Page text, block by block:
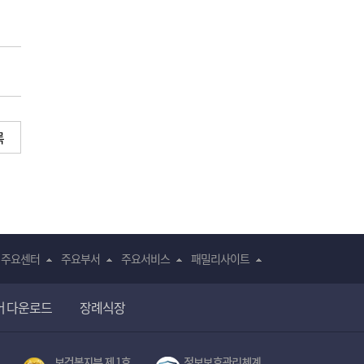
주요센터 주요부서 주요서비스 패밀리사이트
다운로드 장례식장